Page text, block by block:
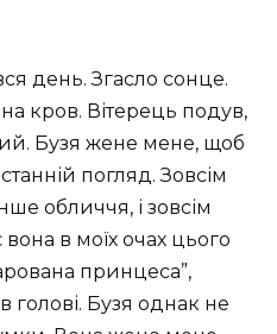
день. Згасло сонце.
кров. Вітерець подув,
Бузя жене мене, щоб
погляд. Зовсім
обличчя, і зовсім
в моїх очах цього
принцеса”,
Бузя однак не